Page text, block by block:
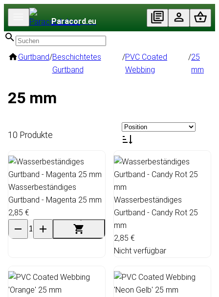
Paracord.eu
Gurtband/Beschichtetes
Gurtband
/PVC Coated
Webbing
/25
mm
25 mm
10 Produkte
Wasserbeständiges
Gurtband - Magenta 25 mm
2,85 €
Wasserbeständiges
Gurtband - Candy Rot 25
mm
2,85 €
Nicht verfügbar